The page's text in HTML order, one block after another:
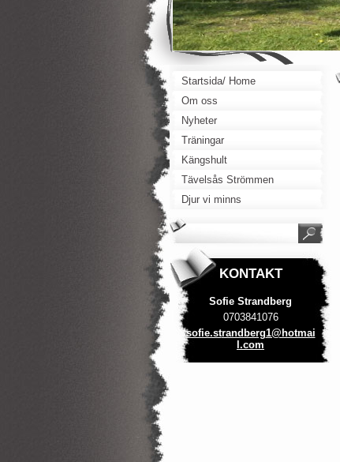
Startsida/ Home
Om oss
Nyheter
Träningar
Kängshult
Tävelsås Strömmen
Djur vi minns
KONTAKT
Sofie Strandberg
0703841076
sofie.strandberg1@hotmai
l.com